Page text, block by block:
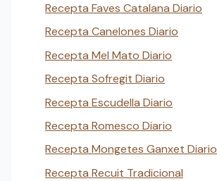
Recepta Faves Catalana Diario
Recepta Canelones Diario
Recepta Mel Mato Diario
Recepta Sofregit Diario
Recepta Escudella Diario
Recepta Romesco Diario
Recepta Mongetes Ganxet Diario
Recepta Recuit Tradicional